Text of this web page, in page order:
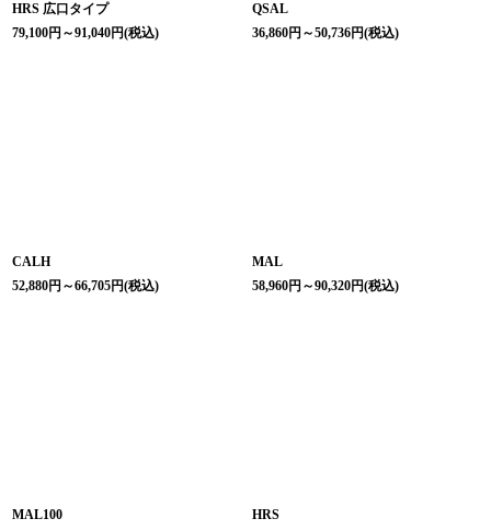
HRS 広口タイプ
79,100円 ～91,040円(税込)
QSAL
36,860円 ～50,736円(税込)
CALH
52,880円 ～66,705円(税込)
MAL
58,960円 ～90,320円(税込)
MAL100
HRS